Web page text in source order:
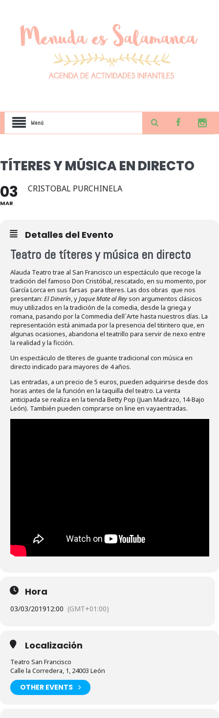
Menú
TÍTERES Y MÚSICA EN DIRECTO
03
MAR
CRISTOBAL PURCHINELA
Detalles del Evento
Teatro de títeres y música en directo
Alauda Teatro trae al San Francisco un espectáculo que recoge la
tradición del famoso Don Cristóbal, rescatado, en su momento, por
García Lorca en sus farsas para títeres. Las dos obras que nos
presentan: El Dinerín, yJaque Mate al Reyson argumentos clásicos
muy utilizados en la tradición de la comedia, desde la griega y
romana, pasando por la Commedia dell´Arte hasta nuestros días. La
representación está animada por la presencia del titiritero que, en
algunas ocasiones, abandona el teatrillo para servir de nexo entre
la realidad y la ficción.
Un espectáculo de títeres de guante tradicional con música en
directo indicado para mayores de 4 años.
Las entradas, a un precio de 5 euros, pueden adquirirse desde dos
horas antes de la función en la taquilla del teatro. La venta
anticipada se realiza en la tienda Betty Pop (Juan Madrazo, 14-Bajo
León). También pueden comprarse on line en vayaentradas.
Hora
03/03/201912:00 (GMT+01:00)
Localización
Teatro San Francisco
Calle la Corredera, 1, 24003 León
OTHER EVENTS